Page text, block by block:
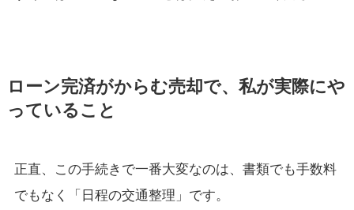
ローン完済がからむ売却で、私が実際にや
っていること
正直、この手続きで一番大変なのは、書類でも手数料
でもなく「日程の交通整理」です。